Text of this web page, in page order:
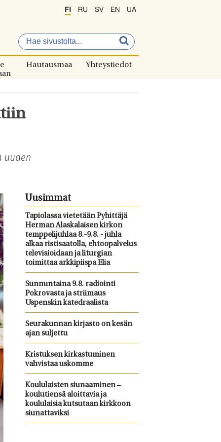
FI RU SV EN UA
Hautausmaa Yhteystiedot
uuden
Uusimmat
Tapiolassa vietetään Pyhittäjä
Herman Alaskalaisen kirkon
temppelijuhlaa 8.-9.8. - juhla
alkaa ristisaatolla, ehtoopalvelus
televisioidaan ja liturgian
toimittaa arkkipiispa Elia
Sunnuntaina 9.8. radiointi
Pokrovasta ja striimaus
Uspenskin katedraalista
Seurakunnan kirjasto on kesän
ajan suljettu
Kristuksen kirkastuminen
vahvistaa uskomme
Koululaisten siunaaminen –
koulutiensä aloittavia ja
koululaisia kutsutaan kirkkoon
siunattaviksi